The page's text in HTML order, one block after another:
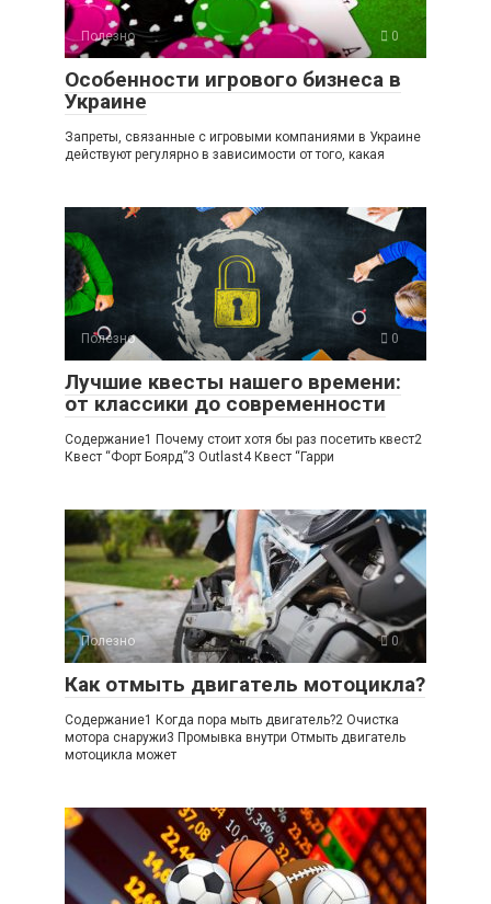
Полезно 0
Особенности игрового бизнеса в
Украине
Запреты, связанные с игровыми компаниями в Украине
действуют регулярно в зависимости от того, какая
Полезно 0
Лучшие квесты нашего времени:
от классики до современности
Содержание1 Почему стоит хотя бы раз посетить квест2
Квест “Форт Боярд”3 Outlast4 Квест “Гарри
Полезно 0
Как отмыть двигатель мотоцикла?
Содержание1 Когда пора мыть двигатель?2 Очистка
мотора снаружи3 Промывка внутри Отмыть двигатель
мотоцикла может